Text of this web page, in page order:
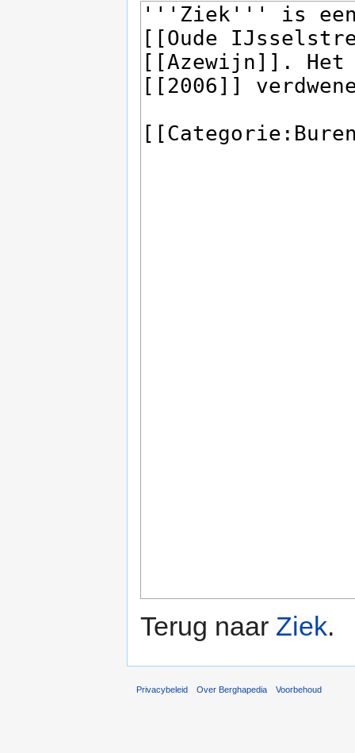
Terug naar Ziek.
Privacybeleid Over Berghapedia Voorbehoud